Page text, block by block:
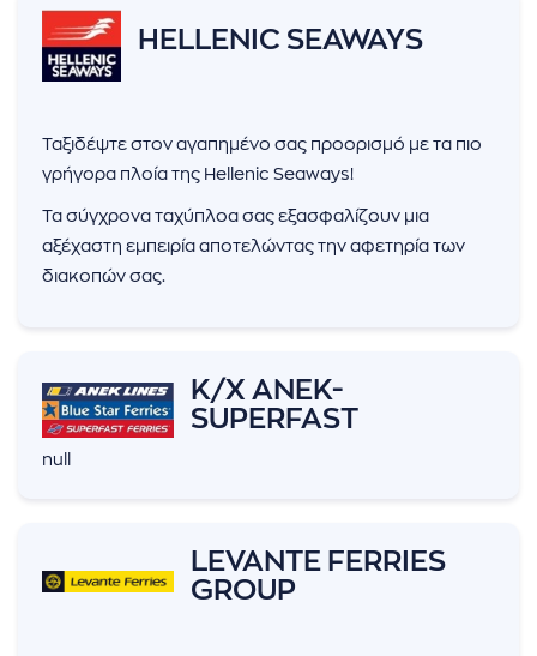
HELLENIC SEAWAYS
Ταξιδέψτε στον αγαπημένο σας προορισμό με τα πιο
γρήγορα πλοία της Hellenic Seaways!
Τα σύγχρονα ταχύπλοα σας εξασφαλίζουν μια
αξέχαστη εμπειρία αποτελώντας την αφετηρία των
διακοπών σας.
K/X ANEK-
SUPERFAST
null
LEVANTE FERRIES
GROUP